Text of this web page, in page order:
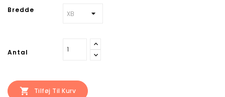
Bredde
Antal
 Tilføj Til Kurv